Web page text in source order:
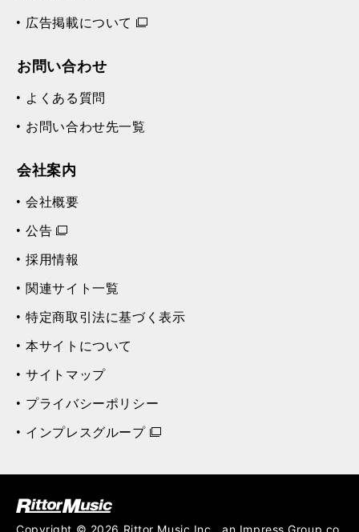
広告掲載について
お問い合わせ
よくある質問
お問い合わせ先一覧
会社案内
会社概要
公告
採用情報
関連サイト一覧
特定商取引法に基づく表示
本サイトについて
サイトマップ
プライバシーポリシー
インプレスグループ
ジック (Rittor Musi
Copyright © 2026 Rittor Music,Inc., an Impress Group co